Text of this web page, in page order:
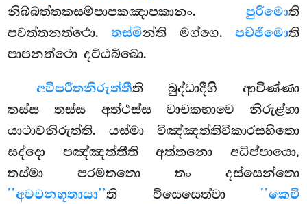
නිබ්බත්තකසම්පාපකඤාපකානං. පුරිමොති
පවත්තනත්ථො.තස්මින්ති මග්ගෙ. පච්ඡිමොති
පාපනත්ථො දට්ඨබ්බො.
අවිපරීතනිරුත්තීති බුද්ධාදීහි ආචිණ්ණා
තස්ස තස්ස අත්ථස්ස වාචකභාවෙ නිරුළ්හා
යාථාවනිරුත්ති. යස්මා විඤ්ඤත්තිවිකාරසහිතො
සද්දො පඤ්ඤත්තීති අත්තනො අධිප්පායො,
තස්මා පරමතතො තං දස්සෙන්තො
‘‘අවචනභූතායා’’ති විසෙසෙත්වා ‘‘කෙචි